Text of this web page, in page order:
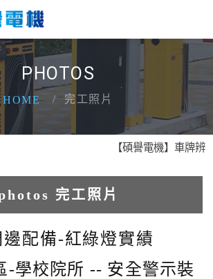
PHOTOS
HOME 完工照片
【碩譽電機】車牌辨
完工照片
實績
列實績
邊配備-紅綠燈實績
-學校院所 -- 安全警示裝